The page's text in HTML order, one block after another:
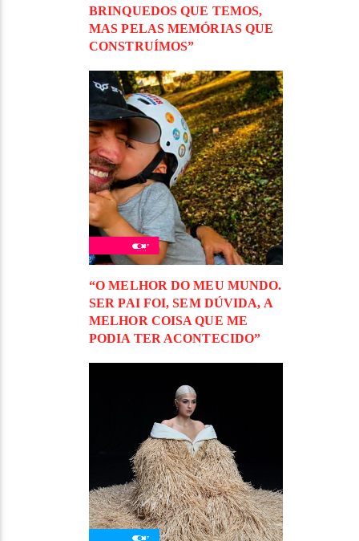
BRINQUEDOS QUE TEMOS,
MAS PELAS MEMÓRIAS QUE
CONSTRUÍMOS”
“O MELHOR DO MEU MUNDO.
SER PAI FOI, SEM DÚVIDA, A
MELHOR COISA QUE ME
PODIA TER ACONTECIDO”